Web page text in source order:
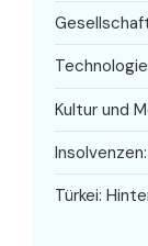
Kultur und
Türkei: